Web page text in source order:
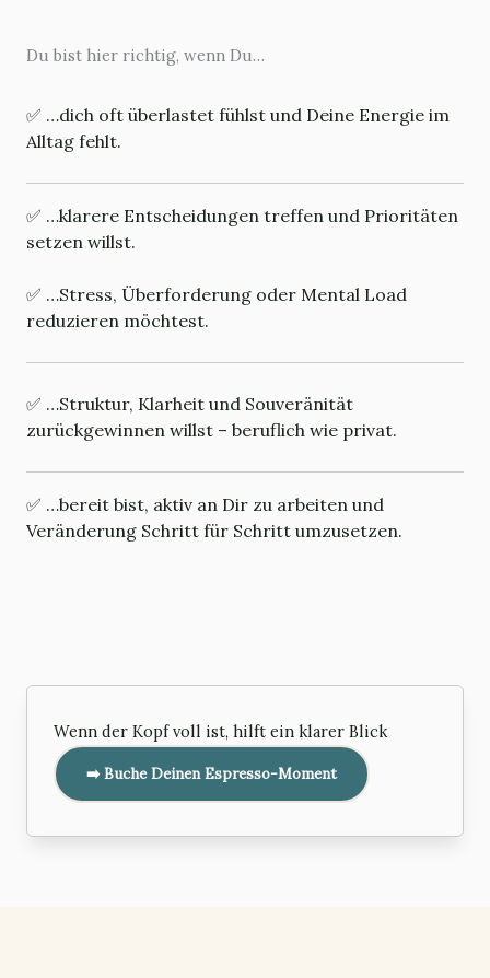
Du bist hier richtig, wenn Du…
✅ …dich oft überlastet fühlst und Deine Energie im
Alltag fehlt.
✅ …klarere Entscheidungen treffen und Prioritäten
setzen willst.
✅ …Stress, Überforderung oder Mental Load
reduzieren möchtest.
✅ …Struktur, Klarheit und Souveränität
zurückgewinnen willst – beruflich wie privat.
✅ …bereit bist, aktiv an Dir zu arbeiten und
Veränderung Schritt für Schritt umzusetzen.
Wenn der Kopf voll ist, hilft ein klarer Blick
➡️Buche Deinen Espresso-Moment